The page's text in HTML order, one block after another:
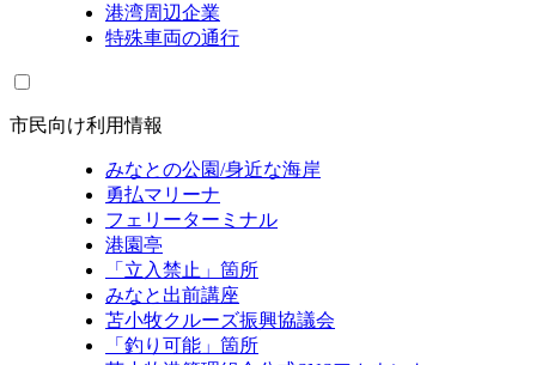
港湾周辺企業
特殊車両の通行
市民向け利用情報
みなとの公園/身近な海岸
勇払マリーナ
フェリーターミナル
港園亭
「立入禁止」箇所
みなと出前講座
苫小牧クルーズ振興協議会
「釣り可能」箇所